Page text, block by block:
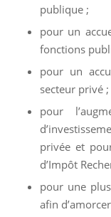
publique ;
pour un
fonctions
pour un
secteur privé ;
pour
privée et
d’Impôt
pour une
afin